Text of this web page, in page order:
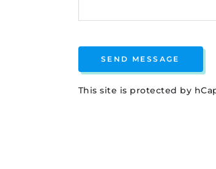
SEND MESSAGE
This site is protected by